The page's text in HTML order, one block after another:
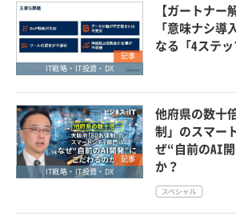
記事
IT戦略・IT投資・DX
【ガートナー
「意味ナシ導
なる「4ステ
記事
IT戦略・IT投資・DX
他府県の数十
制」のスマー
ぜ“自前のAI
か？